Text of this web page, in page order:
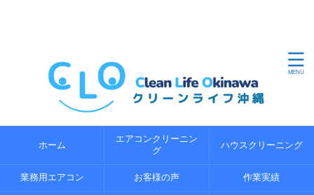
ホーム
エアコンクリーニン
グ
ハウスクリーニング
業務用エアコン お客様の声 作業実績